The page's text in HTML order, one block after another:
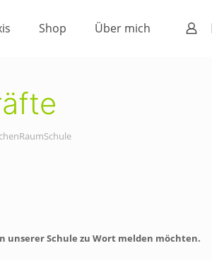
Shop Über mich
unserer Schule zu Wort melden möchten.